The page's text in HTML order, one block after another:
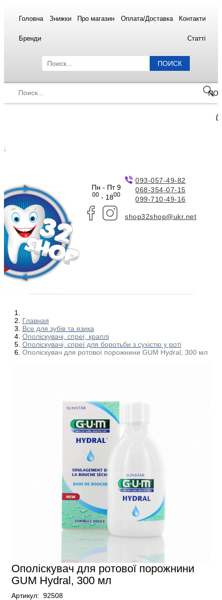
Головна Знижки Про магазин Оплата/Доставка Контакти
Бренди Статті
ПОИСК
Пн - Пт 9
00- 1800
093-057-49-82
068-354-07-15
099-710-49-16
shop32shop@ukr.net
Главная
Все для зубів та язика
Ополіскувачі, спреї, краплі
Ополіскувачі, спреї для боротьби з сухістю у роті
Ополіскувач для ротової порожнини GUM Hydral, 300 мл
Ополіскувач для ротової порожнини
GUM Hydral, 300 мл
Артикул: 92508